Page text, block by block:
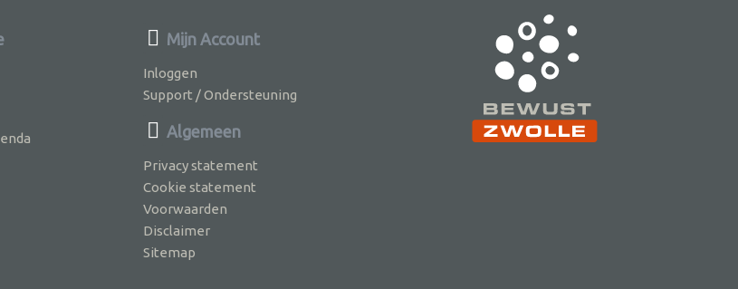
Mijn Account
Inloggen
Support / Ondersteuning
Algemeen
Privacy statement
Cookie statement
Voorwaarden
Disclaimer
Sitemap